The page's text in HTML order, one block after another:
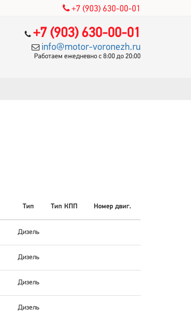
+7 (903) 630-00-01
+7 (903) 630-00-01
info@motor-voronezh.ru
Работаем ежедневно с 8:00 до 20:00
Тип Тип КПП Номер двиг.
Дизель
Дизель
Дизель
Дизель